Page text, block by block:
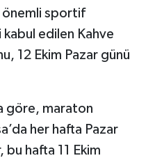
önemli sportif
edilen Kahve
12 Ekim Pazar günü
göre, maraton
her hafta Pazar
bu hafta 11 Ekim